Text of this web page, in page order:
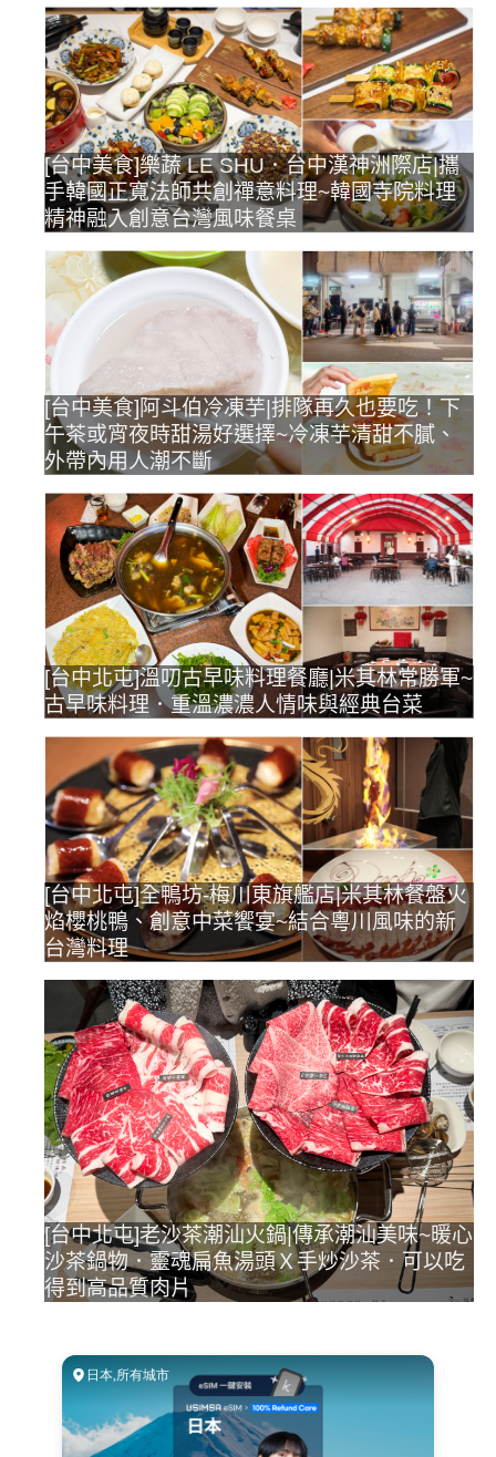
[台中美食]樂蔬 LE SHU．台中漢神洲際店|攜
手韓國正寬法師共創禪意料理~韓國寺院料理
精神融入創意台灣風味餐桌
[台中美食]阿斗伯冷凍芋|排隊再久也要吃！下
午茶或宵夜時甜湯好選擇~冷凍芋清甜不膩、
外帶內用人潮不斷
[台中北屯]溫叨古早味料理餐廳|米其林常勝軍~
古早味料理．重溫濃濃人情味與經典台菜
[台中北屯]全鴨坊-梅川東旗艦店|米其林餐盤火
焰櫻桃鴨、創意中菜饗宴~結合粵川風味的新
台灣料理
[台中北屯]老沙茶潮汕火鍋|傳承潮汕美味~暖心
沙茶鍋物．靈魂扁魚湯頭Ｘ手炒沙茶．可以吃
得到高品質肉片